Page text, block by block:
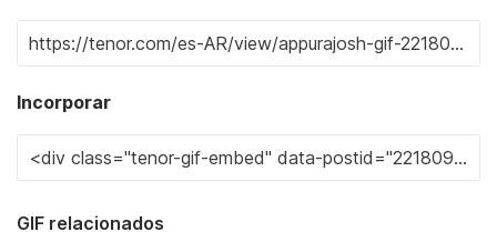
Incorporar
GIF relacionados